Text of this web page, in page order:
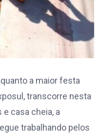
a maior festa
transcorre nesta
casa cheia, a
trabalhando pelos